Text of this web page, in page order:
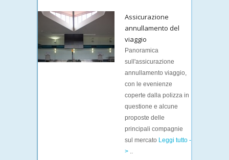
Assicurazione
annullamento del
viaggio
Panoramica
sull'assicurazione
annullamento viaggio,
con le evenienze
coperte dalla polizza in
questione e alcune
proposte delle
principali compagnie
sul mercato Leggi tutto -
> ..